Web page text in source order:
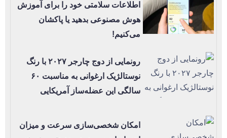
اطلاعات سلامتی خود را برای آموزش
هوش مصنوعی بدهید یا پاکشان
می‌کنیم!
رونمایی از دوج چارجر ۲۰۲۷ با رنگ
نوستالژیک ارغوانی به مناسبت ۶۰
سالگی این عضله‌ساز آمریکایی
امکان شخصی‌سازی سرعت و میزان